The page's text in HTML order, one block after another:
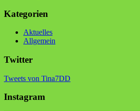
Kategorien
Aktuelles
Allgemein
Twitter
Tweets von Tina7DD
Instagram